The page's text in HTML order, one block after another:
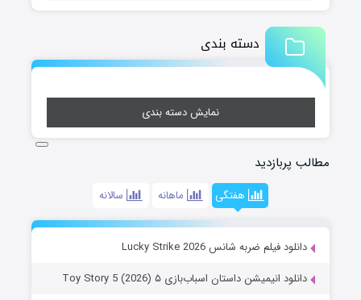
دسته بندی
نمایش دسته بندی
مطالب پربازدید
هفتگی ماهانه سالانه
دانلود فیلم ضربه شانس Lucky Strike 2026
دانلود انیمیشن داستان اسباب‌بازی ۵ Toy Story 5 (2026)